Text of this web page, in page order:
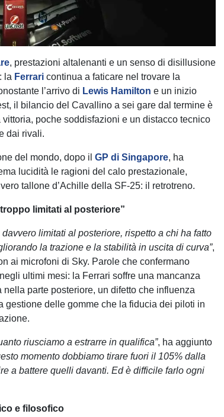
, prestazioni altalenanti e un senso di disillusione
la Ferrari continua a faticare nel trovare la
l’arrivo di Lewis Hamilton e un inizio
il bilancio del Cavallino a sei gare dal termine è
poche soddisfazioni e un distacco tecnico
dai rivali.
del mondo, dopo ilGP di Singapore, ha
lucidità le ragioni del calo prestazionale,
tallone d’Achille della SF-25: il retrotreno.
limitati al posteriore”
davvero limitati al posteriore, rispetto a chi ha fatto
la trazione e la stabilità in uscita di curva”,
ai microfoni di Sky. Parole che confermano
ultimi mesi: la Ferrari soffre una mancanza
nella parte posteriore, un difetto che influenza
gestione delle gomme che la fiducia dei piloti in
riusciamo a estrarre in qualifica”, ha aggiunto
momento dobbiamo tirare fuori il 105% dalla
a battere quelli davanti. Ed è difficile farlo ogni
e filosofico